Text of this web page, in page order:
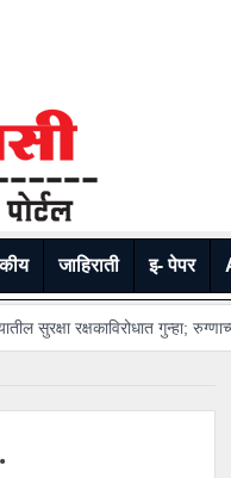
जाहिराती इ- पेपर
रुग्णाच्या नातेवाईकाचा हात